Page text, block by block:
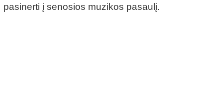
pasinerti į senosios muzikos pasaulį.